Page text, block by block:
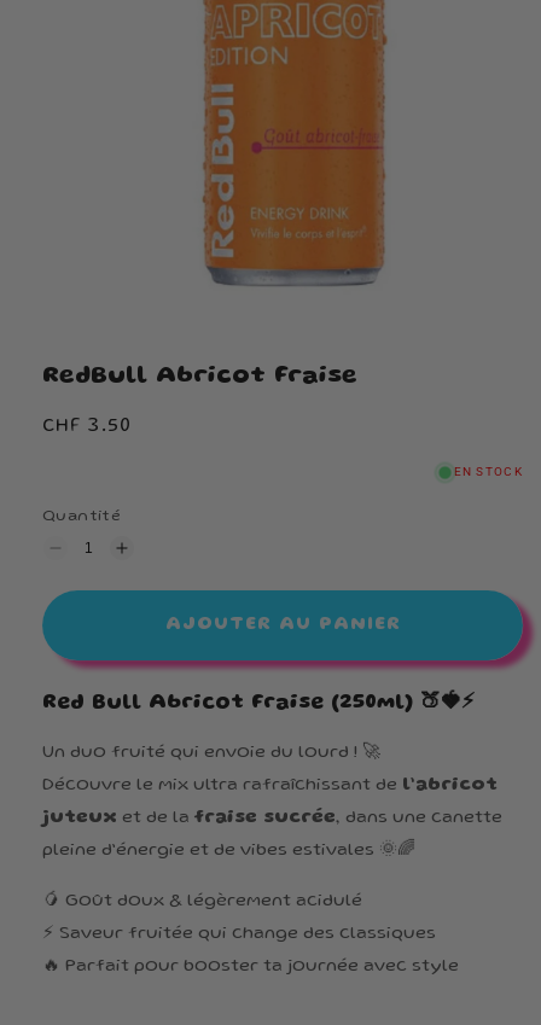
RedBull Abricot Fraise
Prix
CHF 3.50
EN STOCK
Quantité
Réduire
quantité
Fraise
Augmenter
quantité
RedBull
Fraise
AJOUTER AU PANIER
Red Bull Abricot Fraise (250ml) 🍑🍓⚡
Un duo fruité qui envoie du lourd ! 🚀
Découvre le mix ultra rafraîchissant de l’abricot
juteux et de la fraise sucrée, dans une canette
pleine d’énergie et de vibes estivales 🌞🌈
🥭 Goût doux & légèrement acidulé
⚡ Saveur fruitée qui change des classiques
🔥 Parfait pour booster ta journée avec style